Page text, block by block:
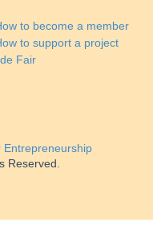
to become a member
to support a project
Fair
Entrepreneurship
Reserved.